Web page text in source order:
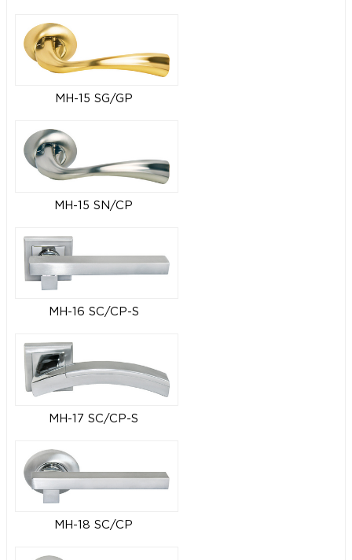
MH-15 SG/GP
MH-15 SN/CP
MH-16 SC/CP-S
MH-17 SC/CP-S
MH-18 SC/CP